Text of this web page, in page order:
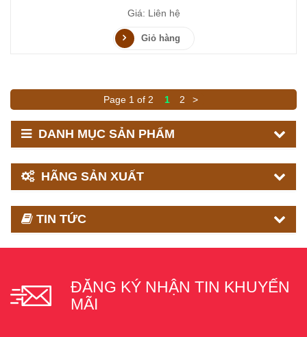
Giá: Liên hệ
Giỏ hàng
Page 1 of 2 1 2 >
DANH MỤC SẢN PHẨM
HÃNG SẢN XUẤT
TIN TỨC
ĐĂNG KÝ NHẬN TIN KHUYẾN
MÃI